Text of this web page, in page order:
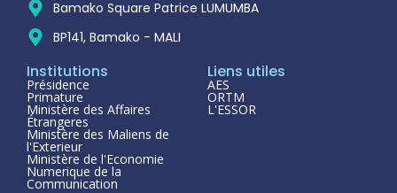
Bamako Square Patrice LUMUMBA
BP141, Bamako - MALI
Institutions
Présidence
Primature
Ministère des Affaires
Étrangeres
Ministère des Maliens de
l'Exterieur
Ministère de l'Economie
Numerique de la
Communication
Liens utiles
AES
ORTM
L'ESSOR